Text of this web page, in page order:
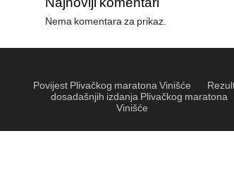
Nema komentara za prikaz.
Povijest Plivačkog maratona Vinišće
dosadašnjih izdanja Plivačkog maratona
Vinišće